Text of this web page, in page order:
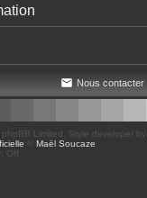
Nous contacter
phpBB Limited , Style developer by
Maël Soucaze
Off